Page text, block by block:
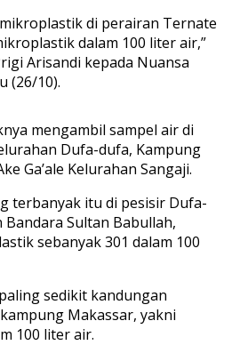
di perairan Ternate
dalam 100 liter air,”
Arisandi kepada Nuansa
(26/10).
mengambil sampel air di
Dufa-dufa, Kampung
Ga’ale Kelurahan Sangaji.
terbanyak itu di pesisir Dufa-
Sultan Babullah,
sebanyak 301 dalam 100
sedikit kandungan
Makassar, yakni
100 liter air.